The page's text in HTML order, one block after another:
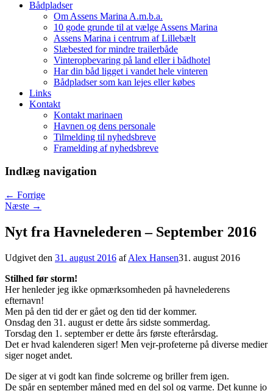
Bådpladser
Om Assens Marina A.m.b.a.
10 gode grunde til at vælge Assens Marina
Assens Marina i centrum af Lillebælt
Slæbested for mindre trailerbåde
Vinteropbevaring på land eller i bådhotel
Har din båd ligget i vandet hele vinteren
Bådpladser som kan lejes eller købes
Links
Kontakt
Kontakt marinaen
Havnen og dens personale
Tilmelding til nyhedsbreve
Framelding af nyhedsbreve
Indlæg navigation
← Forrige
Næste →
Nyt fra Havnelederen – September 2016
Udgivet den 31. august 2016 afAlex Hansen31. august 2016
Stilhed før storm!
Her henleder jeg ikke opmærksomheden på havnelederens
efternavn!
Men på den tid der er gået og den tid der kommer.
Onsdag den 31. august er dette års sidste sommerdag.
Torsdag den 1. september er dette års første efterårsdag.
Det er hvad kalenderen siger! Men vejr-profeterne på diverse medier
siger noget andet.
De siger at vi godt kan finde solcreme og briller frem igen.
De spår en september måned med en del sol og varme. Det kunne jo